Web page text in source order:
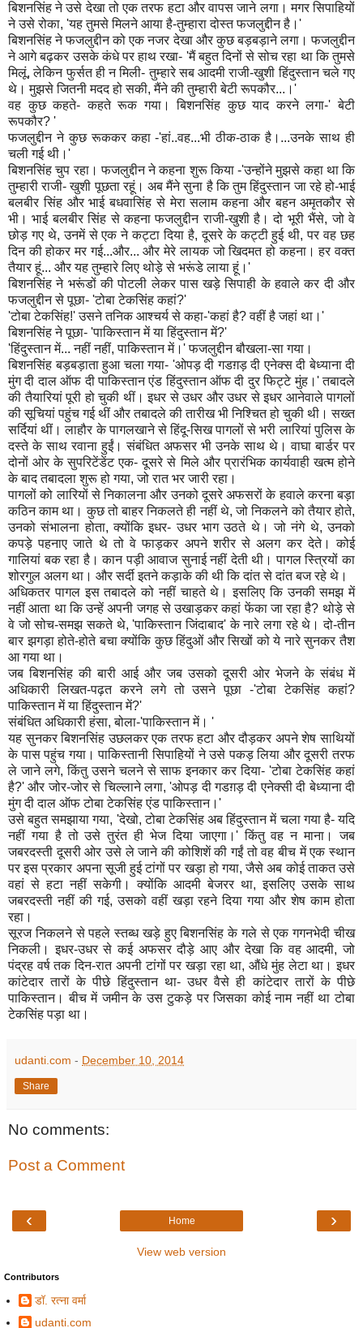
बिशनसिंह ने उसे देखा तो एक तरफ हटा और वापस जाने लगा। मगर सिपाहियों
ने उसे रोका, 'यह तुमसे मिलने आया है-तुम्हारा दोस्त फजलुद्दीन है।'
बिशनसिंह ने फजलुद्दीन को एक नजर देखा और कुछ बड़बड़ाने लगा। फजलुद्दीन
ने आगे बढ़कर उसके कंधे पर हाथ रखा- 'मैं बहुत दिनों से सोच रहा था कि तुमसे
मिलूं, लेकिन फुर्सत ही न मिली- तुम्हारे सब आदमी राजी-खुशी हिंदुस्तान चले गए
थे। मुझसे जितनी मदद हो सकी, मैंने की तुम्हारी बेटी रूपकौर...।'
वह कुछ कहते- कहते रूक गया। बिशनसिंह कुछ याद करने लगा-' बेटी
रूपकौर? '
फजलुद्दीन ने कुछ रूककर कहा -'हां..वह...भी ठीक-ठाक है।...उनके साथ ही
चली गई थी।'
बिशनसिंह चुप रहा। फजलुद्दीन ने कहना शुरू किया -'उन्होंने मुझसे कहा था कि
तुम्हारी राजी- खुशी पूछता रहूं। अब मैंने सुना है कि तुम हिंदुस्तान जा रहे हो-भाई
बलबीर सिंह और भाई बधवासिंह से मेरा सलाम कहना और बहन अमृतकौर से
भी। भाई बलबीर सिंह से कहना फजलुद्दीन राजी-खुशी है। दो भूरी भैंसे, जो वे
छोड़ गए थे, उनमें से एक ने कट्टा दिया है, दूसरे के कट्टी हुई थी, पर वह छह
दिन की होकर मर गई...और... और मेरे लायक जो खिदमत हो कहना। हर वक्त
तैयार हूं... और यह तुम्हारे लिए थोड़े से भरूंडे लाया हूं।'
बिशनसिंह ने भरूंडों की पोटली लेकर पास खड़े सिपाही के हवाले कर दी और
फजलुद्दीन से पूछा- 'टोबा टेकसिंह कहां?'
'टोबा टेकसिंह!' उसने तनिक आश्चर्य से कहा-'कहां है? वहीं है जहां था।'
बिशनसिंह ने पूछा- 'पाकिस्तान में या हिंदुस्तान में?'
'हिंदुस्तान में... नहीं नहीं, पाकिस्तान में।' फजलुद्दीन बौखला-सा गया।
बिशनसिंह बड़बड़ाता हुआ चला गया- 'ओपड़ दी गडग़ड़ दी एनेक्स दी बेध्याना दी
मुंग दी दाल ऑफ दी पाकिस्तान एंड हिंदुस्तान ऑफ दी दुर फिट्टे मुंह।' तबादले
की तैयारियां पूरी हो चुकी थीं। इधर से उधर और उधर से इधर आनेवाले पागलों
की सूचियां पहुंच गई थीं और तबादले की तारीख भी निश्चित हो चुकी थी। सख्त
सर्दियां थीं। लाहौर के पागलखाने से हिंदू-सिख पागलों से भरी लारियां पुलिस के
दस्ते के साथ रवाना हुईं। संबंधित अफसर भी उनके साथ थे। वाघा बार्डर पर
दोनों ओर के सुपरिटेंडेंट एक- दूसरे से मिले और प्रारंभिक कार्यवाही खत्म होने
के बाद तबादला शुरू हो गया, जो रात भर जारी रहा।
पागलों को लारियों से निकालना और उनको दूसरे अफसरों के हवाले करना बड़ा
कठिन काम था। कुछ तो बाहर निकलते ही नहीं थे, जो निकलने को तैयार होते,
उनको संभालना होता, क्योंकि इधर- उधर भाग उठते थे। जो नंगे थे, उनको
कपड़े पहनाए जाते थे तो वे फाड़कर अपने शरीर से अलग कर देते। कोई
गालियां बक रहा है। कान पड़ी आवाज सुनाई नहीं देती थी। पागल स्त्रियों का
शोरगुल अलग था। और सर्दी इतने कड़ाके की थी कि दांत से दांत बज रहे थे।
अधिकतर पागल इस तबादले को नहीं चाहते थे। इसलिए कि उनकी समझ में
नहीं आता था कि उन्हें अपनी जगह से उखाड़कर कहां फेंका जा रहा है? थोड़े से
वे जो सोच-समझ सकते थे, 'पाकिस्तान जिंदाबाद' के नारे लगा रहे थे। दो-तीन
बार झगड़ा होते-होते बचा क्योंकि कुछ हिंदुओं और सिखों को ये नारे सुनकर तैश
आ गया था।
जब बिशनसिंह की बारी आई और जब उसको दूसरी ओर भेजने के संबंध में
अधिकारी लिखत-पढ़त करने लगे तो उसने पूछा -'टोबा टेकसिंह कहां?
पाकिस्तान में या हिंदुस्तान में?'
संबंधित अधिकारी हंसा, बोला-'पाकिस्तान में। '
यह सुनकर बिशनसिंह उछलकर एक तरफ हटा और दौड़कर अपने शेष साथियों
के पास पहुंच गया। पाकिस्तानी सिपाहियों ने उसे पकड़ लिया और दूसरी तरफ
ले जाने लगे, किंतु उसने चलने से साफ इनकार कर दिया- 'टोबा टेकसिंह कहां
है?' और जोर-जोर से चिल्लाने लगा, 'ओपड़ दी गडग़ड़ दी एनेक्सी दी बेध्याना दी
मुंग दी दाल ऑफ टोबा टेकसिंह एंड पाकिस्तान।'
उसे बहुत समझाया गया, 'देखो, टोबा टेकसिंह अब हिंदुस्तान में चला गया है- यदि
नहीं गया है तो उसे तुरंत ही भेज दिया जाएगा।' किंतु वह न माना। जब
जबरदस्ती दूसरी ओर उसे ले जाने की कोशिशें की गईं तो वह बीच में एक स्थान
पर इस प्रकार अपना सूजी हुई टांगों पर खड़ा हो गया, जैसे अब कोई ताकत उसे
वहां से हटा नहीं सकेगी। क्योंकि आदमी बेजरर था, इसलिए उसके साथ
जबरदस्ती नहीं की गई, उसको वहीं खड़ा रहने दिया गया और शेष काम होता
रहा।
सूरज निकलने से पहले स्तब्ध खड़े हुए बिशनसिंह के गले से एक गगनभेदी चीख
निकली। इधर-उधर से कई अफसर दौड़े आए और देखा कि वह आदमी, जो
पंद्रह वर्ष तक दिन-रात अपनी टांगों पर खड़ा रहा था, औंधे मुंह लेटा था। इधर
कांटेदार तारों के पीछे हिंदुस्तान था- उधर वैसे ही कांटेदार तारों के पीछे
पाकिस्तान। बीच में जमीन के उस टुकड़े पर जिसका कोई नाम नहीं था टोबा
टेकसिंह पड़ा था।
udanti.com - December 10, 2014
Share
No comments:
Post a Comment
‹ ›
Home
View web version
Contributors
डॉ. रत्ना वर्मा
udanti.com